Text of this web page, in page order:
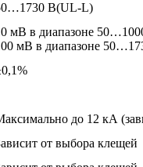
В(UL-L)
мВ в диапазоне
мВ в диапазоне
до 12 кА
от выбора клещей